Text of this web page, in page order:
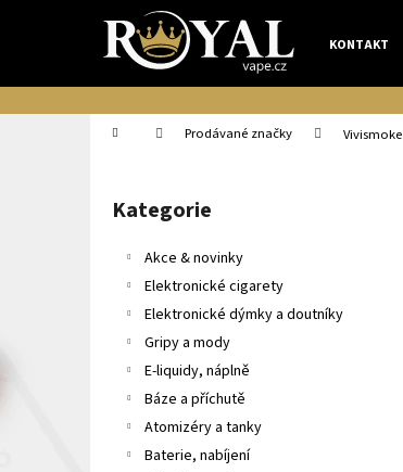
KONTAKT
Domů Prodávané značky Vivismoke
Přeskočit
kategorie
Kategorie
Akce & novinky
Elektronické cigarety
Elektronické dýmky a doutníky
Gripy a mody
E-liquidy, náplně
Báze a příchutě
Atomizéry a tanky
Baterie, nabíjení
í
k
Zpět
do
obchodu
Zpět
do
obchodu